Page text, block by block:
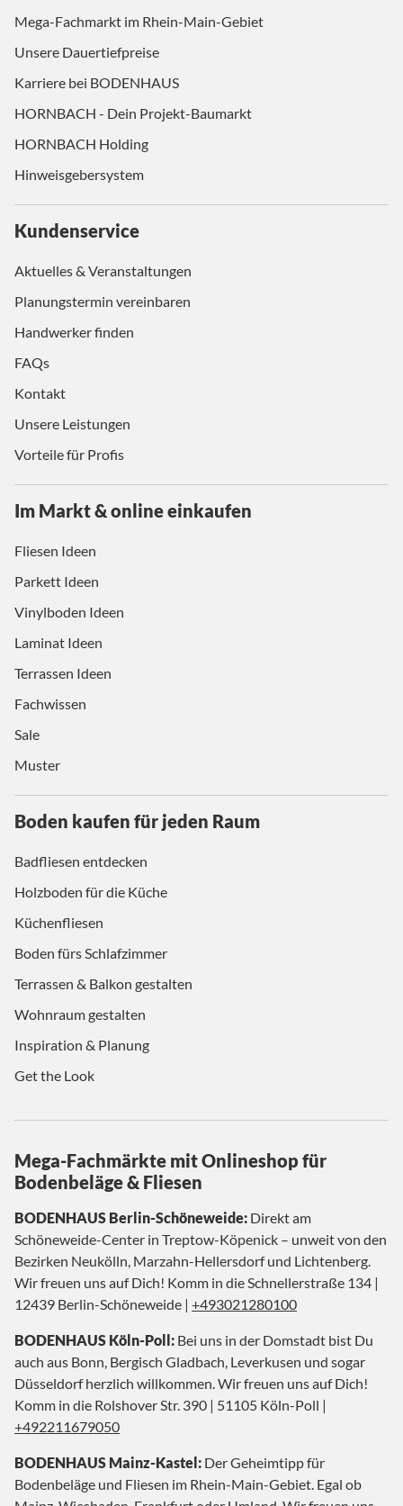
Mega-Fachmarkt im Rhein-Main-Gebiet
Unsere Dauertiefpreise
Karriere bei BODENHAUS
HORNBACH - Dein Projekt-Baumarkt
HORNBACH Holding
Hinweisgebersystem
Kundenservice
Aktuelles & Veranstaltungen
Planungstermin vereinbaren
Handwerker finden
FAQs
Kontakt
Unsere Leistungen
Vorteile für Profis
Im Markt & online einkaufen
Fliesen Ideen
Parkett Ideen
Vinylboden Ideen
Laminat Ideen
Terrassen Ideen
Fachwissen
Sale
Muster
Boden kaufen für jeden Raum
Badfliesen entdecken
Holzboden für die Küche
Küchenfliesen
Boden fürs Schlafzimmer
Terrassen & Balkon gestalten
Wohnraum gestalten
Inspiration & Planung
Get the Look
Mega-Fachmärkte mit Onlineshop für
Bodenbeläge & Fliesen
BODENHAUS Berlin-Schöneweide: Direkt am
Schöneweide-Center in Treptow-Köpenick – unweit von den
Bezirken Neukölln, Marzahn-Hellersdorf und Lichtenberg.
Wir freuen uns auf Dich! Komm in die Schnellerstraße 134 |
12439 Berlin-Schöneweide | +493021280100
BODENHAUS Köln-Poll: Bei uns in der Domstadt bist Du
auch aus Bonn, Bergisch Gladbach, Leverkusen und sogar
Düsseldorf herzlich willkommen. Wir freuen uns auf Dich!
Komm in die Rolshover Str. 390 | 51105 Köln-Poll |
+492211679050
BODENHAUS Mainz-Kastel: Der Geheimtipp für
Bodenbeläge und Fliesen im Rhein-Main-Gebiet. Egal ob